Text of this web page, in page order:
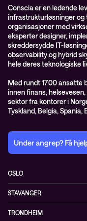
Conscia er en ledende
infrastrukturløsninger
organisasjoner med
eksperter designer,
skreddersydde IT-
observability og hybrid
hele deres teknologiske
Med rundt 1700 ansatte
innen finans,
sektor fra kontorer i
Tyskland, Belgia, Spania,
Under angrep? Få
OSLO
0185 Oslo
Norge
STAVANGER
4020 Stavanger
TRONDHEIM